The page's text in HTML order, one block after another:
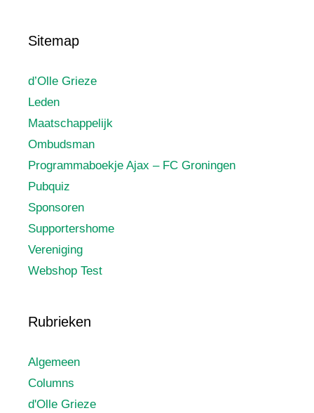
Sitemap
d’Olle Grieze
Leden
Maatschappelijk
Ombudsman
Programmaboekje Ajax – FC Groningen
Pubquiz
Sponsoren
Supportershome
Vereniging
Webshop Test
Rubrieken
Algemeen
Columns
d'Olle Grieze